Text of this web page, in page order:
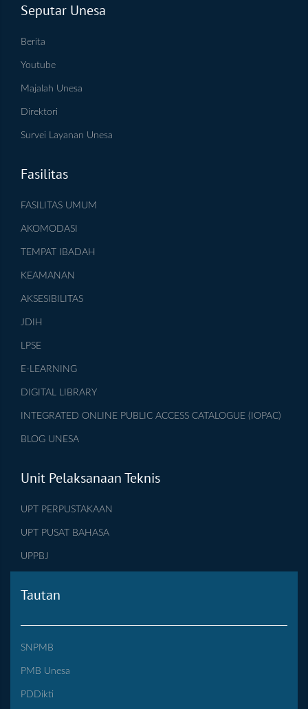
Seputar Unesa
Berita
Youtube
Majalah Unesa
Direktori
Survei Layanan Unesa
Fasilitas
FASILITAS UMUM
AKOMODASI
TEMPAT IBADAH
KEAMANAN
AKSESIBILITAS
JDIH
LPSE
E-LEARNING
DIGITAL LIBRARY
INTEGRATED ONLINE PUBLIC ACCESS CATALOGUE (IOPAC)
BLOG UNESA
Unit Pelaksanaan Teknis
UPT PERPUSTAKAAN
UPT PUSAT BAHASA
UPPBJ
Tautan
SNPMB
PMB Unesa
PDDikti